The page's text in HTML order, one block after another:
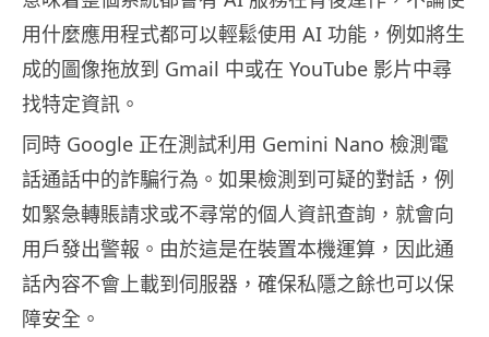
用什麼應用程式都可以輕鬆使用 AI 功能，例如將生
成的圖像拖放到 Gmail 中或在 YouTube 影片中尋
找特定資訊。
同時 Google 正在測試利用 Gemini Nano 檢測電
話通話中的詐騙行為。如果檢測到可疑的對話，例
如緊急轉賬請求或不尋常的個人資訊查詢，就會向
用戶發出警報。由於這是在裝置本機運算，因此通
話內容不會上載到伺服器，確保私隱之餘也可以保
障安全。